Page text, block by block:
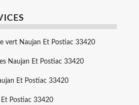
vert Naujan Et Postiac 33420
Naujan Et Postiac 33420
Et Postiac 33420
Et Postiac 33420